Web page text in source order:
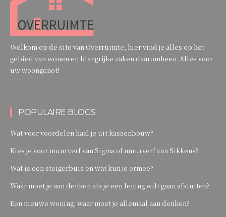
Welkom op de site van Overruimte, hier vind je alles op het
gebied van wonen en blangrijke zaken daaromheen. Alles voor
uw woongenot!
POPULAIRE BLOGS
Wat voor voordelen haal je uit kassenbouw?
Kies je voor muurverf van Sigma of muurverf van Sikkens?
Wat is een steigerbuis en wat kun je ermee?
Waar moet je aan denken als je een lening wilt gaan afsluiten?
Een nieuwe woning, waar moet je allemaal aan denken?